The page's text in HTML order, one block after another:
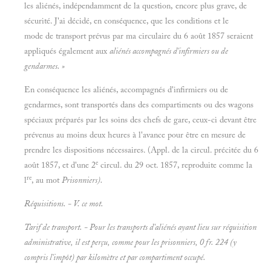
les aliénés, indépendamment de la question, encore plus grave, de
sécurité. J'ai décidé, en conséquence, que les conditions et le
mode de transport prévus par ma circulaire du 6 août 1857 seraient
appliqués également aux aliénés accompagnés d'infirmiers ou de
gendarmes. »
En conséquence les aliénés, accompagnés d'infirmiers ou de
gendarmes, sont transportés dans des compartiments ou des wagons
spéciaux préparés par les soins des chefs de gare, ceux-ci devant être
prévenus au moins deux heures à l'avance pour être en mesure de
prendre les dispositions nécessaires. (Appl. de la circul. précitée du 6
août 1857, et d'une 2e circul. du 29 oct. 1857, reproduite comme la
lre, au motPrisonniers).
Réquisitions. - V. ce mot.
Tarif de transport. - Pour les transports d'aliénés ayant lieu sur réquisition
administrative, il est perçu, comme pour les prisonniers, 0 fr. 224 (y
compris l'impôt) par kilomètre et par compartiment occupé.